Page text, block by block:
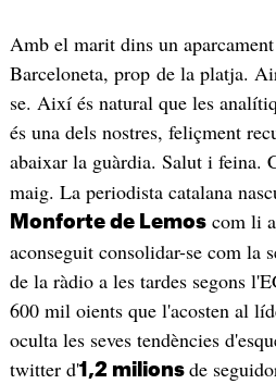
Amb el marit dins un
Barceloneta, prop de la platja.
se. Així és natural que les
és una dels nostres, feliçment
abaixar la guàrdia. Salut i feina.
maig. La periodista catalana
Monforte de Lemoscom li
aconseguit consolidar-se com la
de la ràdio a les tardes segons
600 mil oients que l'acosten al
oculta les seves tendències
twitter d'1,2 milions de